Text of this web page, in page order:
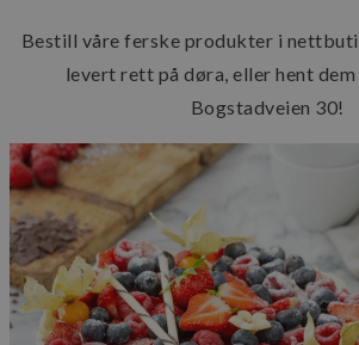
Bestill våre ferske produkter i
levert rett på døra, eller hent
Bogstadveien 30!